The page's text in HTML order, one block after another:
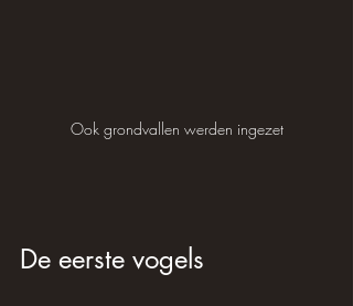
Ook grondvallen werden ingezet
De eerste vogels